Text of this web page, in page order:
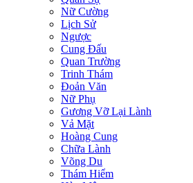
Nữ Cường
Lịch Sử
Ngược
Cung Đấu
Quan Trường
Trinh Thám
Đoản Văn
Nữ Phụ
Gương Vỡ Lại Lành
Vả Mặt
Hoàng Cung
Chữa Lành
Võng Du
Thám Hiểm